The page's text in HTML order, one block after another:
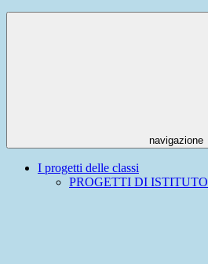
navigazione
I progetti delle classi
PROGETTI DI ISTITUTO